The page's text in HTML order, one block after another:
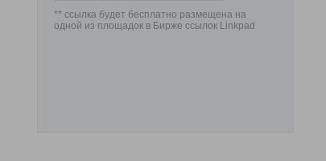
** ссылка будет бесплатно размещена на
одной из площадок в Бирже ссылок Linkpad